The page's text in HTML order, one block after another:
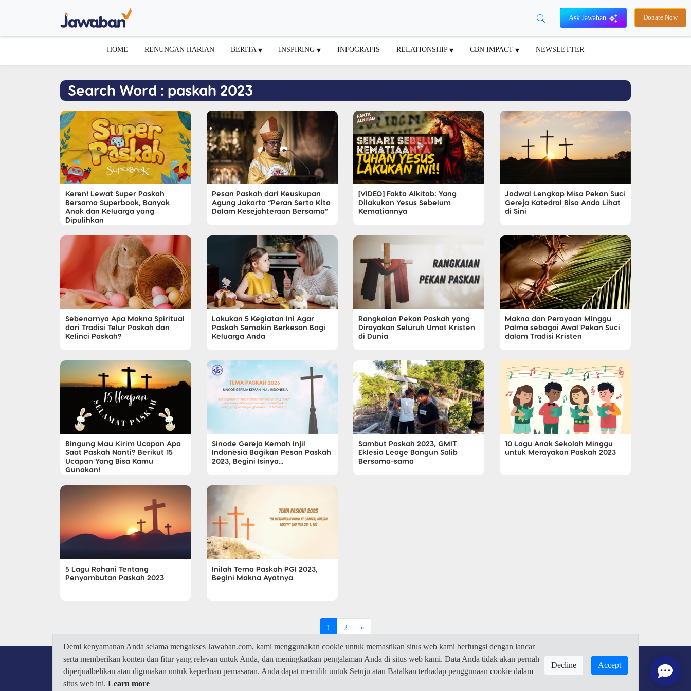
Ask Jawaban Donate Now
HOME RENUNGAN HARIAN BERITA INSPIRING INFOGRAFIS RELATIONSHIP CBN IMPACT NEWSLETTER
Search Word : paskah 2023
Keren! Lewat Super Paskah
Bersama Superbook, Banyak
Anak dan Keluarga yang
Dipulihkan
Pesan Paskah dari Keuskupan
Agung Jakarta “Peran Serta Kita
Dalam Kesejahteraan Bersama”
[VIDEO] Fakta Alkitab: Yang
Dilakukan Yesus Sebelum
Kematiannya
Jadwal Lengkap Misa Pekan Suci
Gereja Katedral Bisa Anda Lihat
di Sini
Sebenarnya Apa Makna Spiritual
dari Tradisi Telur Paskah dan
Kelinci Paskah?
Lakukan 5 Kegiatan Ini Agar
Paskah Semakin Berkesan Bagi
Keluarga Anda
Rangkaian Pekan Paskah yang
Dirayakan Seluruh Umat Kristen
di Dunia
Makna dan Perayaan Minggu
Palma sebagai Awal Pekan Suci
dalam Tradisi Kristen
Bingung Mau Kirim Ucapan Apa
Saat Paskah Nanti? Berikut 15
Ucapan Yang Bisa Kamu
Gunakan!
Sinode Gereja Kemah Injil
Indonesia Bagikan Pesan Paskah
2023, Begini Isinya...
Sambut Paskah 2023, GMIT
Eklesia Leoge Bangun Salib
Bersama-sama
10 Lagu Anak Sekolah Minggu
untuk Merayakan Paskah 2023
5 Lagu Rohani Tentang
Penyambutan Paskah 2023
Inilah Tema Paskah PGI 2023,
Begini Makna Ayatnya
1 2 »
Demi kenyamanan Anda selama mengakses Jawaban.com, kami menggunakan cookie untuk memastikan situs web kami berfungsi dengan lancar
serta memberikan konten dan fitur yang relevan untuk Anda, dan meningkatkan pengalaman Anda di situs web kami. Data Anda tidak akan pernah
diperjualbelikan atau digunakan untuk keperluan pemasaran. Anda dapat memilih untuk Setuju atau Batalkan terhadap penggunaan cookie dalam
situs web ini. Learn more
Decline Accept
© 2026 Jawaban.com -Privacy Policy